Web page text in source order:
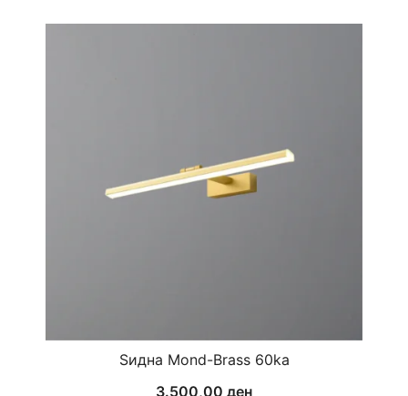
Ѕидна Mond-Brass 60ka
3.500,00 ден